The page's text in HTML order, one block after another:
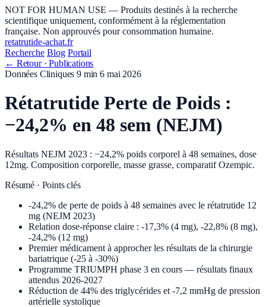
NOT FOR HUMAN USE — Produits destinés à la recherche
scientifique uniquement, conformément à la réglementation
française. Non approuvés pour consommation humaine.
retatrutide-achat.fr
Recherche Blog Portail
← Retour · Publications
Données Cliniques 9 min 6 mai 2026
Rétatrutide Perte de Poids :
−24,2% en 48 sem (NEJM)
Résultats NEJM 2023 : −24,2% poids corporel à 48 semaines, dose
12mg. Composition corporelle, masse grasse, comparatif Ozempic.
Résumé · Points clés
-24,2% de perte de poids à 48 semaines avec le rétatrutide 12
mg (NEJM 2023)
Relation dose-réponse claire : -17,3% (4 mg), -22,8% (8 mg),
-24,2% (12 mg)
Premier médicament à approcher les résultats de la chirurgie
bariatrique (-25 à -30%)
Programme TRIUMPH phase 3 en cours — résultats finaux
attendus 2026-2027
Réduction de 44% des triglycérides et -7,2 mmHg de pression
artérielle systolique